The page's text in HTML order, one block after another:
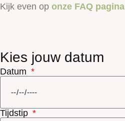
Kijk even op onze FAQ pagina
Kies jouw datum
Datum
Tijdstip